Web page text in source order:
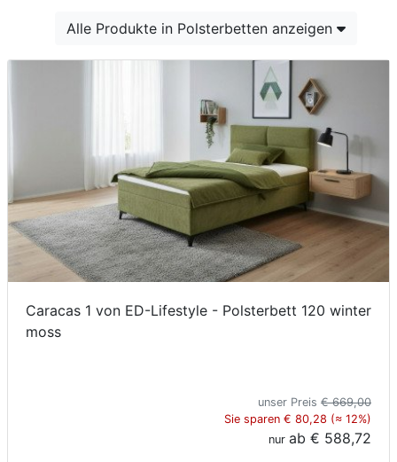
Alle Produkte in Polsterbetten anzeigen
Caracas 1 von ED-Lifestyle - Polsterbett 120 winter
moss
unser Preis € 669,00
Sie sparen € 80,28 (≈ 12%)
nur ab € 588,72
Deals